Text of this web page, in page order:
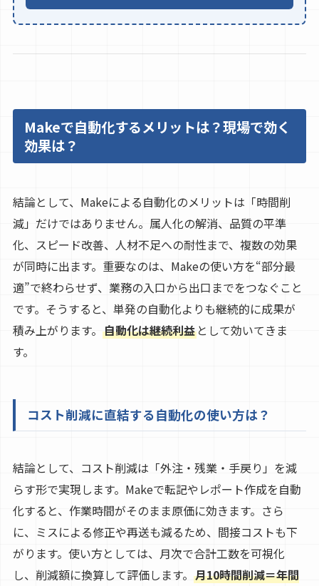
Makeで自動化するメリットは？現場で効く
効果は？
結論として、Makeによる自動化のメリットは「時間削
減」だけではありません。属人化の解消、品質の平準
化、スピード改善、人材不足への耐性まで、複数の効果
が同時に出ます。重要なのは、Makeの使い方を“部分最
適”で終わらせず、業務の入口から出口までをつなぐこと
です。そうすると、単発の自動化よりも継続的に成果が
積み上がります。 自動化は継続利益として効いてきま
す。
コスト削減に直結する自動化の使い方は？
結論として、コスト削減は「外注・残業・手戻り」を減
らす形で実現します。Makeで転記やレポート作成を自動
化すると、作業時間がそのまま原価に効きます。さら
に、ミスによる修正や再送も減るため、間接コストも下
がります。使い方としては、月次で合計工数を可視化
し、削減額に換算して評価します。 月10時間削減＝年間